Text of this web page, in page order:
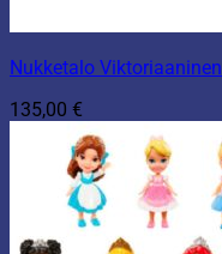
Nukketalo Viktoriaaninen
135,00 €